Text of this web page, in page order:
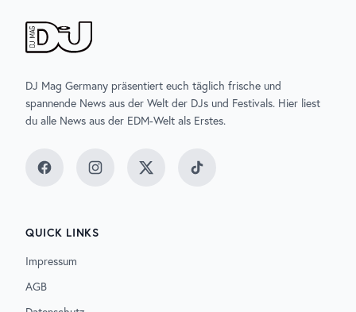
DJ Mag Germany präsentiert euch täglich frische und
spannende News aus der Welt der DJs und Festivals. Hier liest
du alle News aus der EDM-Welt als Erstes.
FacebookInstagramTwitter TikTok
QUICK LINKS
Impressum
AGB